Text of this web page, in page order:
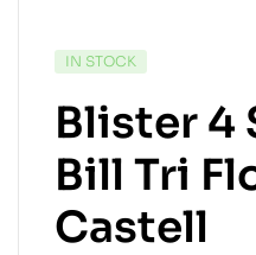
IN STOCK
Blister 4
Bill Tri
Castell